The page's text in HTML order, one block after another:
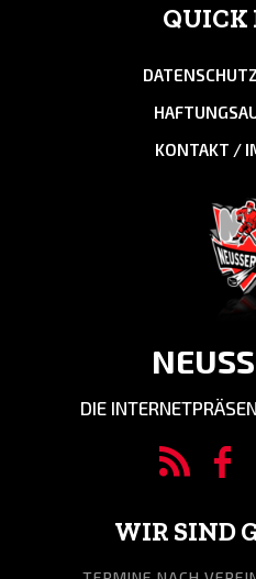
QUICK
KONTAKT /
DIE
WIR SIND